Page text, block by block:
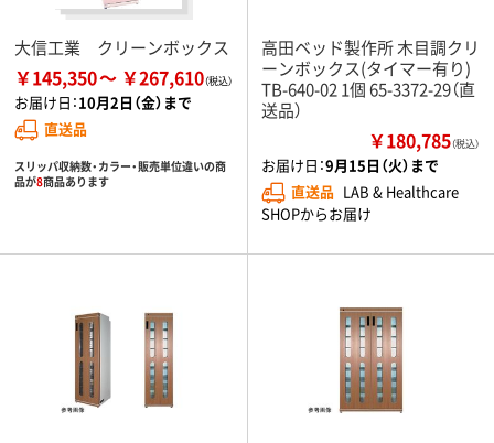
大信工業 クリーンボックス
￥145,350 ￥267,610
お届け日：10月2日（金）まで
直送品
スリッパ収納数・カラー・販売単位違いの商
品が8商品あります
高田ベッド製作所 木目調クリ
ーンボックス(タイマー有り)
TB-640-02 1個 65-3372-29（直
送品）
￥180,785（税込）
お届け日：9月15日（火）まで
直送品 LAB & Healthcare
SHOPからお届け